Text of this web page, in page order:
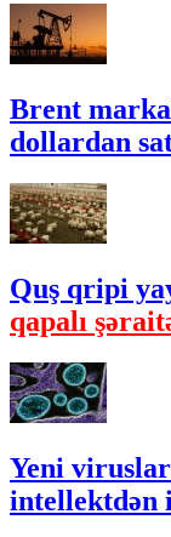
Brent
dollardan
Quş qripi
qapalı
Yeni
intellektdən